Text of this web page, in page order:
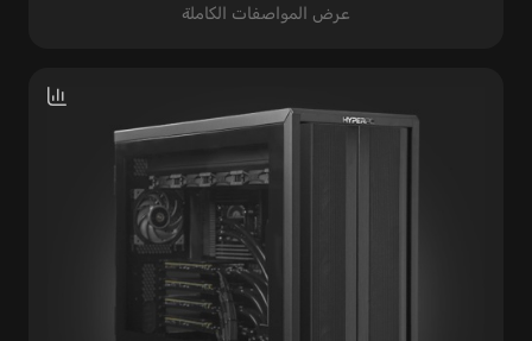
عرض المواصفات الكاملة